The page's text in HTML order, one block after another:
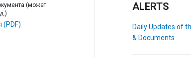
(может
ALERTS
Daily Updates of
& Documents